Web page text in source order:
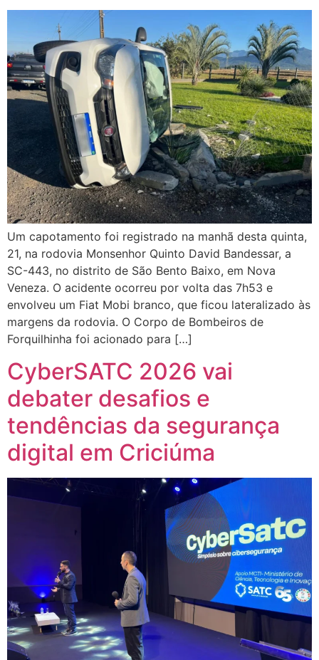
Um capotamento foi registrado na manhã desta quinta,
21, na rodovia Monsenhor Quinto David Bandessar, a
SC-443, no distrito de São Bento Baixo, em Nova
Veneza. O acidente ocorreu por volta das 7h53 e
envolveu um Fiat Mobi branco, que ficou lateralizado às
margens da rodovia. O Corpo de Bombeiros de
Forquilhinha foi acionado para […]
CyberSATC 2026 vai
debater desafios e
tendências da segurança
digital em Criciúma